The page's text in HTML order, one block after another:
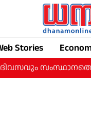
Stories
സംസ്ഥാനത്തെ